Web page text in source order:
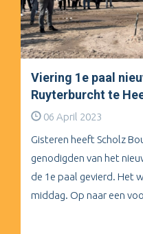
Viering 1e paal
Ruyterburcht te
06 April 2023
Gisteren heeft Scholz
genodigden van het
de 1e paal gevierd. Het
middag. Op naar een